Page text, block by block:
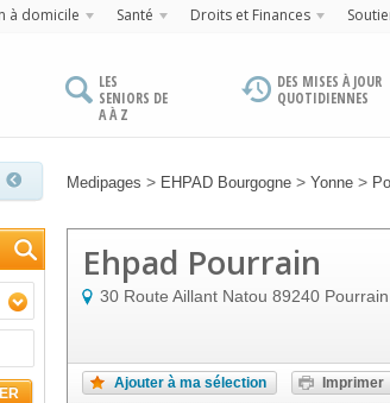
à domicile Santé Droits et Finances
LES
SENIORS DE
A À Z
DES MISES À JOUR
QUOTIDIENNES
Medipages > EHPAD Bourgogne > Yonne >
Ehpad Pourrain
30 Route Aillant Natou 89240 Pourrain
Ajouter à ma sélection Imprimer